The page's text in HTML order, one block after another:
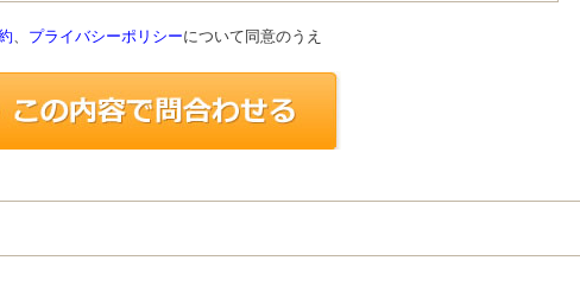
、 プライバシーポリシーについて同意のうえ